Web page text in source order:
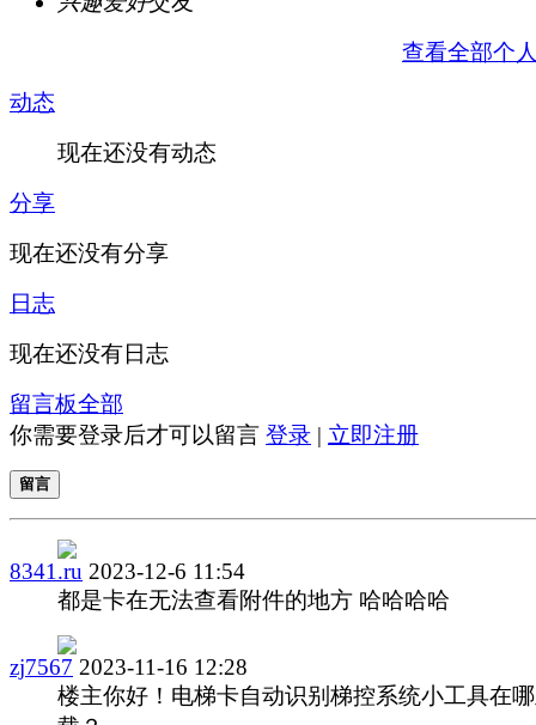
查看全部个
动态
现在还没有动态
分享
现在还没有分享
日志
现在还没有日志
留言板全部
你需要登录后才可以留言 登录 | 立即注册
留言
8341.ru 2023-12-6 11:54
都是卡在无法查看附件的地方 哈哈哈哈
zj7567 2023-11-16 12:28
楼主你好！电梯卡自动识别梯控系统小工具在